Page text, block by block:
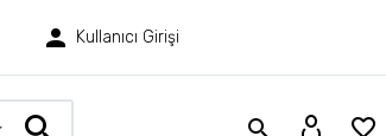
Kullanıcı Girişi